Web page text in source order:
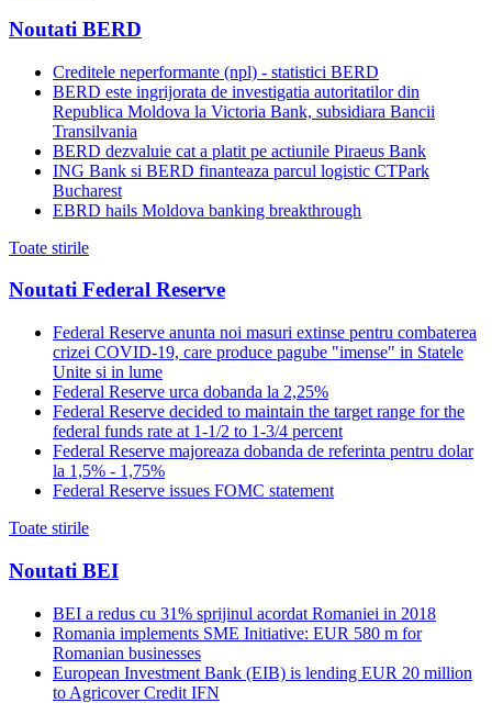
Noutati BERD
Creditele neperformante (npl) - statistici BERD
BERD este ingrijorata de investigatia autoritatilor din
Republica Moldova la Victoria Bank, subsidiara Bancii
Transilvania
BERD dezvaluie cat a platit pe actiunile Piraeus Bank
ING Bank si BERD finanteaza parcul logistic CTPark
Bucharest
EBRD hails Moldova banking breakthrough
Toate stirile
Noutati Federal Reserve
Federal Reserve anunta noi masuri extinse pentru combaterea
crizei COVID-19, care produce pagube "imense" in Statele
Unite si in lume
Federal Reserve urca dobanda la 2,25%
Federal Reserve decided to maintain the target range for the
federal funds rate at 1-1/2 to 1-3/4 percent
Federal Reserve majoreaza dobanda de referinta pentru dolar
la 1,5% - 1,75%
Federal Reserve issues FOMC statement
Toate stirile
Noutati BEI
BEI a redus cu 31% sprijinul acordat Romaniei in 2018
Romania implements SME Initiative: EUR 580 m for
Romanian businesses
European Investment Bank (EIB) is lending EUR 20 million
to Agricover Credit IFN